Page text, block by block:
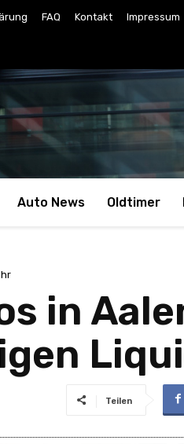
FAQ Kontakt Impressum
Auto News Oldtimer
in
Teilen